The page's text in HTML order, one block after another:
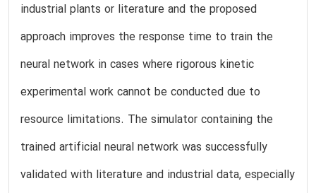
industrial plants or literature and the proposed
approach improves the response time to train the
neural network in cases where rigorous kinetic
experimental work cannot be conducted due to
resource limitations. The simulator containing the
trained artificial neural network was successfully
validated with literature and industrial data, especially